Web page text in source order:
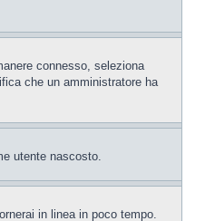
connesso, seleziona
che un amministratore ha
utente nascosto.
in linea in poco tempo.